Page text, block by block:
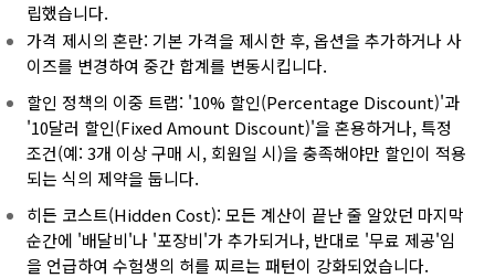
립했습니다.
가격 제시의 혼란: 기본 가격을 제시한 후, 옵션을 추가하거나 사
이즈를 변경하여 중간 합계를 변동시킵니다.
할인 정책의 이중 트랩: '10% 할인(Percentage Discount)'과
'10달러 할인(Fixed Amount Discount)'을 혼용하거나, 특정
조건(예: 3개 이상 구매 시, 회원일 시)을 충족해야만 할인이 적용
되는 식의 제약을 둡니다.
히든 코스트(Hidden Cost): 모든 계산이 끝난 줄 알았던 마지막
순간에 '배달비'나 '포장비'가 추가되거나, 반대로 '무료 제공'임
을 언급하여 수험생의 허를 찌르는 패턴이 강화되었습니다.